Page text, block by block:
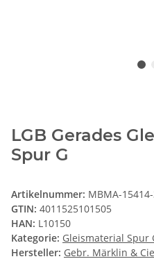
LGB Gerades
Spur G
Artikelnummer: MBMA-
GTIN: 4011525101505
HAN: L10150
Kategorie: Gleismaterial Spur
Hersteller: Gebr. Märklin &